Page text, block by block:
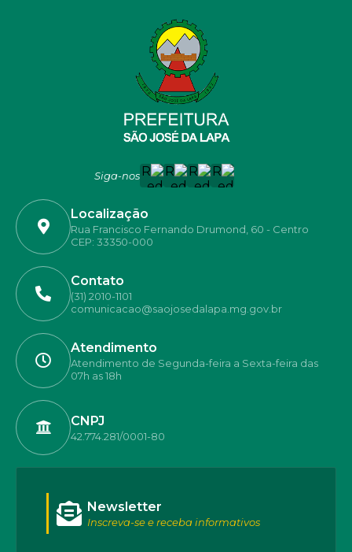
Siga-nos
Localização
Rua Francisco Fernando Drumond, 60 - Centro
CEP: 33350-000
Contato
(31) 2010-1101
comunicacao@saojosedalapa.mg.gov.br
Atendimento
Atendimento de Segunda-feira a Sexta-feira das
07h as 18h
CNPJ
42.774.281/0001-80
Newsletter
Inscreva-se e receba informativos